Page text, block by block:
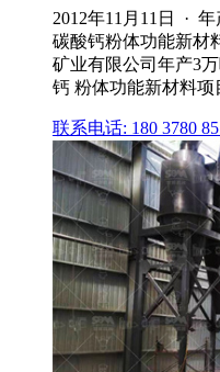
2012年11月11日 ·
碳酸钙粉体功能新材
矿业有限公司年产3
钙 粉体功能新材料项
联系电话: 180 3780